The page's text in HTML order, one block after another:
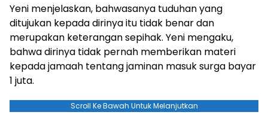
Yeni menjelaskan, bahwasanya tuduhan yang
ditujukan kepada dirinya itu tidak benar dan
merupakan keterangan sepihak. Yeni mengaku,
bahwa dirinya tidak pernah memberikan materi
kepada jamaah tentang jaminan masuk surga bayar
1 juta.
Scroll Ke Bawah Untuk Melanjutkan